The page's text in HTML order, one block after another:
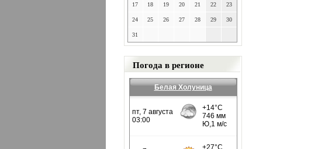
17 18 19 20 21 22 23
24 25 26 27 28 29 30
31
Погода в регионе
Белая Холуница